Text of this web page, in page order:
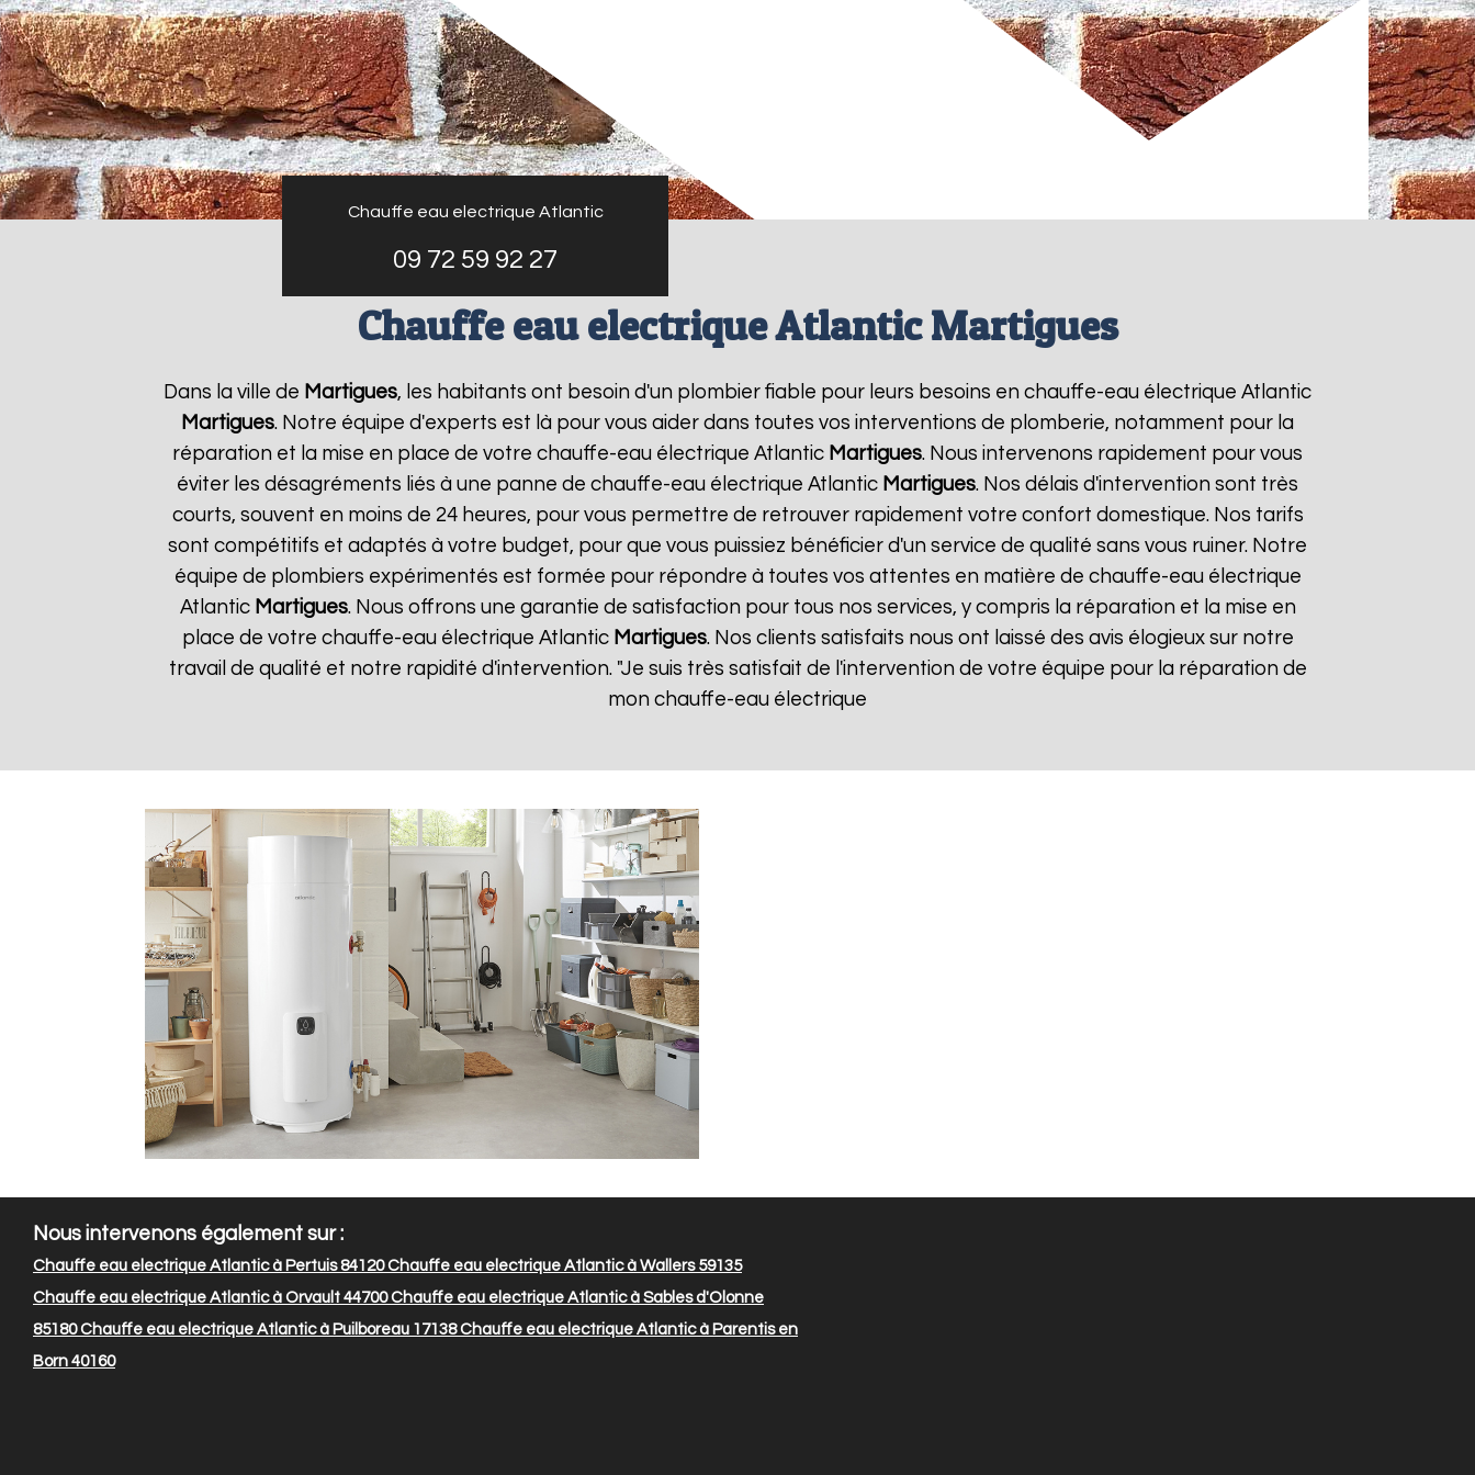
Chauffe eau electrique Atlantic
09 72 59 92 27
Chauffe eau electrique Atlantic Martigues
Dans la ville de Martigues, les habitants ont besoin d'un plombier fiable pour leurs besoins en chauffe-eau électrique Atlantic
Martigues. Notre équipe d'experts est là pour vous aider dans toutes vos interventions de plomberie, notamment pour la
réparation et la mise en place de votre chauffe-eau électrique Atlantic Martigues. Nous intervenons rapidement pour vous
éviter les désagréments liés à une panne de chauffe-eau électrique Atlantic Martigues. Nos délais d'intervention sont très
courts, souvent en moins de 24 heures, pour vous permettre de retrouver rapidement votre confort domestique. Nos tarifs
sont compétitifs et adaptés à votre budget, pour que vous puissiez bénéficier d'un service de qualité sans vous ruiner. Notre
équipe de plombiers expérimentés est formée pour répondre à toutes vos attentes en matière de chauffe-eau électrique
Atlantic Martigues. Nous offrons une garantie de satisfaction pour tous nos services, y compris la réparation et la mise en
place de votre chauffe-eau électrique Atlantic Martigues. Nos clients satisfaits nous ont laissé des avis élogieux sur notre
travail de qualité et notre rapidité d'intervention. "Je suis très satisfait de l'intervention de votre équipe pour la réparation de
mon chauffe-eau électrique
Nous intervenons également sur :
Chauffe eau electrique Atlantic à Pertuis 84120Chauffe eau electrique Atlantic à Wallers 59135
Chauffe eau electrique Atlantic à Orvault 44700Chauffe eau electrique Atlantic à Sables d'Olonne
85180Chauffe eau electrique Atlantic à Puilboreau 17138Chauffe eau electrique Atlantic à Parentis en
Born 40160